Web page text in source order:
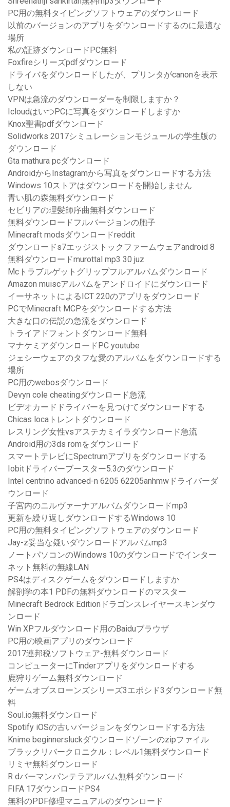
PC用の無料タイピングソフトウェアのダウンロード
以前のバージョンのアプリをダウンロードするのに最適な
場所
私の証跡ダウンロードPC無料
Foxfireシリーズpdfダウンロード
ドライバをダウンロードしたが、プリンタがcanonを表示
しない
VPNは急流のダウンローダーを制限しますか？
IcloudはいつPCに写真をダウンロードしますか
Knox聖書pdfダウンロード
Solidworks 2017シミュレーションモジュールの学生版の
ダウンロード
Gta mathura pcダウンロード
AndroidからInstagramから写真をダウンロードする方法
Windows 10ストアはダウンロードを開始しません
青い肌の森無料ダウンロード
セビリアの理髪師序曲無料ダウンロード
無料ダウンロードフルバージョンの胞子
Minecraft modsダウンロードreddit
ダウンロードs7エッジストックファームウェアandroid 8
無料ダウンロードmurottal mp3 30 juz
Mcトラブルゲットグリップフルアルバムダウンロード
Amazon muiscアルバムをアンドロイドにダウンロード
イーサネットによるICT 220のアプリをダウンロード
PCでMinecraft MCPをダウンロードする方法
大きな口の伝説の急流をダウンロード
トライアドフォントダウンロード無料
マナケミアダウンロードPC youtube
ジェシーウェアのタフな愛のアルバムをダウンロードする
場所
PC用のwebosダウンロード
Devyn cole cheatingダウンロード急流
ビデオカードドライバーを見つけてダウンロードする
Chicas locaトレントダウンロード
レスリング女性vsアステカミイラダウンロード急流
Android用の3ds romをダウンロード
スマートテレビにSpectrumアプリをダウンロードする
Iobitドライバーブースター5.3のダウンロード
Intel centrino advanced-n 6205 62205anhmwドライバーダ
ウンロード
子宮内のニルヴァーナアルバムダウンロードmp3
更新を繰り返しダウンロードするWindows 10
PC用の無料タイピングソフトウェアのダウンロード
Jay-z妥当な疑いダウンロードアルバムmp3
ノートパソコンのWindows 10のダウンロードでインター
ネット無料の無線LAN
PS4はディスクゲームをダウンロードしますか
解剖学の本1 PDFの無料ダウンロードのマスター
Minecraft Bedrock Editionドラゴンスレイヤースキンダウ
ンロード
Win XPフルダウンロード用のBaiduブラウザ
PC用の映画アプリのダウンロード
2017連邦税ソフトウェア-無料ダウンロード
コンピューターにTinderアプリをダウンロードする
鹿狩りゲーム無料ダウンロード
ゲームオブスローンズシリーズ3エポシド3ダウンロード無
料
Soul.io無料ダウンロード
Spotify iOSの古いバージョンをダウンロードする方法
Knime beginnersluckダウンロードゾーンのzipファイル
ブラックリバークロニクル：レベル1無料ダウンロード
リミヤ無料ダウンロード
R dバーマンパンテラアルバム無料ダウンロード
FIFA 17ダウンロードPS4
無料のPDF修理マニュアルのダウンロード